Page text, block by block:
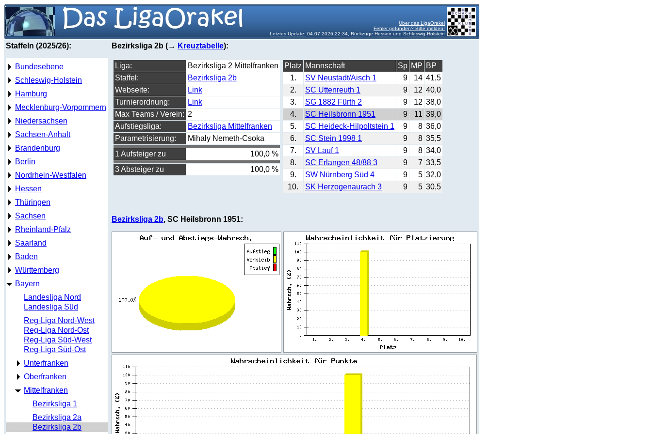
Über das LigaOrakel
Fehler gefunden? Bitte melden!
Letztes Update: 04.07.2026 22:34, Rückzüge Hessen und Schleswig-Holstein
Staffeln (2025/26):
Bundesebene
Schleswig-Holstein
Hamburg
Mecklenburg-Vorpommern
Niedersachsen
Sachsen-Anhalt
Brandenburg
Berlin
Nordrhein-Westfalen
Hessen
Thüringen
Sachsen
Rheinland-Pfalz
Saarland
Baden
Württemberg
Bayern
Landesliga Nord
Landesliga Süd
Reg-Liga Nord-West
Reg-Liga Nord-Ost
Reg-Liga Süd-West
Reg-Liga Süd-Ost
Unterfranken
Oberfranken
Mittelfranken
Bezirksliga 1
Bezirksliga 2a
Bezirksliga 2b
Bezirksliga 2b (→ Kreuztabelle):
Liga:
Bezirksliga 2 Mittelfranken
Staffel:
Bezirksliga 2b
Webseite:
Link
Turnierordnung:
Link
Max Teams / Verein: 2
Aufstiegsliga:
Bezirksliga Mittelfranken
Parametrisierung:
Mihaly Nemeth-Csoka
1 Aufsteiger zu
100,0 %
3 Absteiger zu
100,0 %
Platz Mannschaft Sp MP BP
1.
SV Neustadt/Aisch 1 9 14 41,5
2.
SC Uttenreuth 1 9 12 40,0
3.
SG 1882 Fürth 2 9 12 38,0
4.
SC Heilsbronn 1951 9 11 39,0
5.
SC Heideck-Hilpoltstein 1 9 8 36,0
6.
SC Stein 1998 1 9 8 35,5
7.
SV Lauf 1 9 8 34,0
8.
SC Erlangen 48/88 3 9 7 33,5
9.
SW Nürnberg Süd 4 9 5 32,0
10.
SK Herzogenaurach 3 9 5 30,5
Bezirksliga 2b, SC Heilsbronn 1951: